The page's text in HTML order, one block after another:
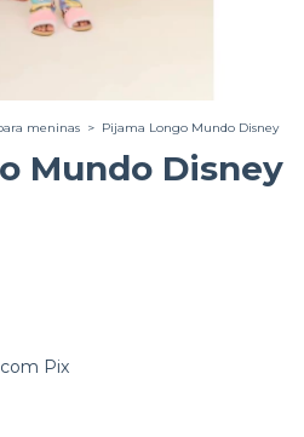
meninas > Pijama Longo Mundo Disney
Mundo Disney
Pix